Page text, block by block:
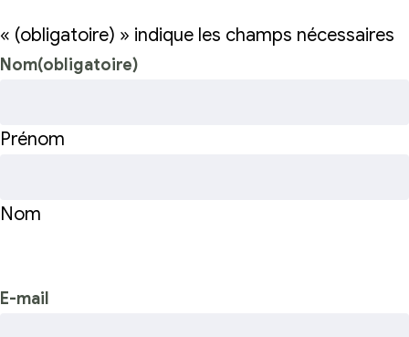
« (obligatoire) » indique les champs nécessaires
Nom(obligatoire)
Prénom
Nom
E-mail